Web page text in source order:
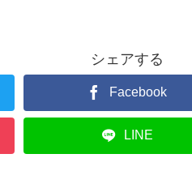
シェアする
Facebook
LINE